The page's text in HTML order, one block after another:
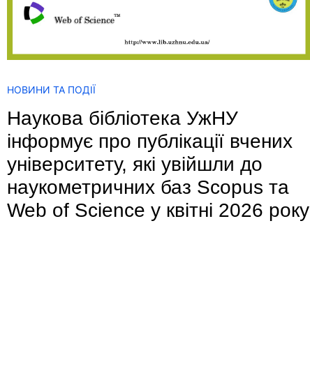
НОВИНИ ТА ПОДІЇ
Наукова бібліотека УжНУ
інформує про публікації вчених
університету, які увійшли до
наукометричних баз Scopus та
Web of Science у квітні 2026 року